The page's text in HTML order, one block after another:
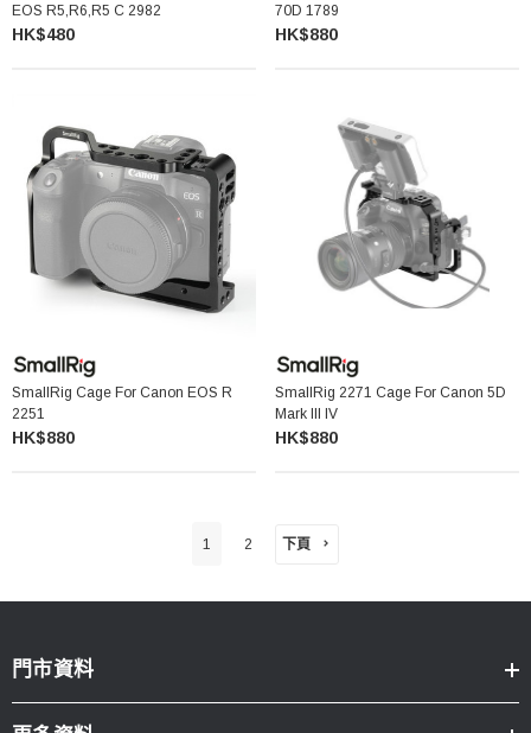
EOS R5,R6,R5 C 2982
HK$480
70D 1789
HK$880
SmallRig Cage For Canon EOS R
2251
HK$880
SmallRig 2271 Cage For Canon 5D
Mark III IV
HK$880
1 2 下頁
門市資料